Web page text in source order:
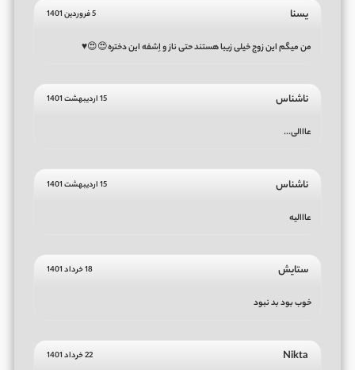
یسنا 5 فروردین 1401
من میگم این زوج خیلی زیبا هستند حتی ناز و اِشفه این دختره😍😍♥
ناشناس 15 اردیبهشت 1401
عااالی...
ناشناس 15 اردیبهشت 1401
عااالیه
ستایش 18 خرداد 1401
خوب بود بد نبود
Nikta 22 خرداد 1401